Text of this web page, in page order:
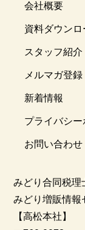
会社概要
資料ダウンロ
スタッフ紹介
メルマガ登録
新着情報
プライバシー
お問い合わせ
みどり合同税理
みどり増販情報
【高松本社】